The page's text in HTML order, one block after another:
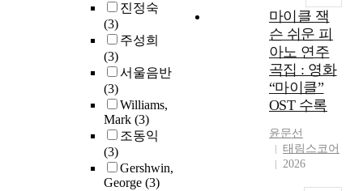
진정숙
(3)
주성희
(3)
서울음반
(3)
Williams,
Mark (3)
조동익
(3)
Gershwin,
George (3)
마이클 잭
슨 쉬운 피
아노 연주
곡집 : 영화
“마이클”
OST 수록
윤문선
태림스코어
2026